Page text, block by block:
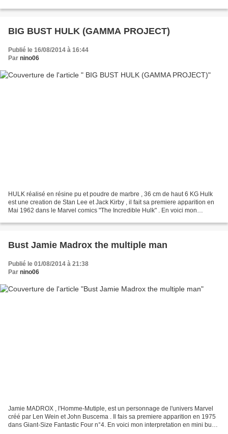
BIG BUST HULK (GAMMA PROJECT)
Publié le 16/08/2014 à 16:44
Par nino06
HULK réalisé en résine pu et poudre de marbre , 36 cm de haut 6 KG Hulk
est une creation de Stan Lee et Jack Kirby , il fait sa premiere apparition en
Mai 1962 dans le Marvel comics "The Incredible Hulk" . En voici mon
Bust Jamie Madrox the multiple man
Publié le 01/08/2014 à 21:38
Par nino06
Jamie MADROX , l'Homme-Mutiple, est un personnage de l'univers Marvel
créé par Len Wein et John Buscema . Il fais sa premiere apparition en 1975
dans Giant-Size Fantastic Four n°4. En voici mon interpretation en mini buste